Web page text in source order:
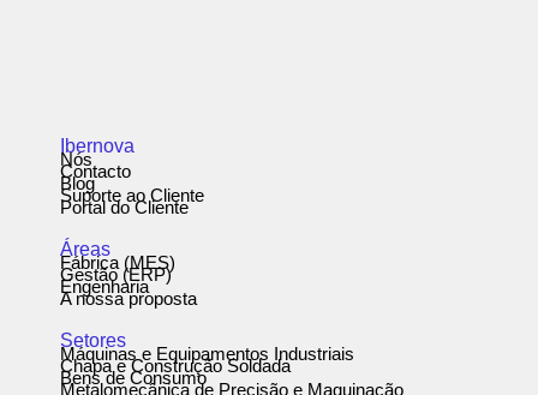
Ibernova
Nós
Contacto
Blog
Suporte ao Cliente
Portal do Cliente
Áreas
Fábrica (MES)
Gestão (ERP)
Engenharia
A nossa proposta
Setores
Máquinas e Equipamentos Industriais
Chapa e Construção Soldada
Bens de Consumo
Metalomecânica de Precisão e Maquinação